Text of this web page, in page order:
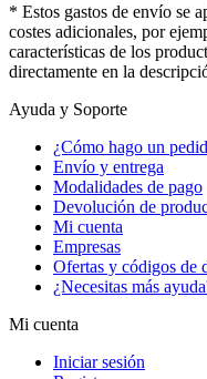
* Estos gastos de envío se
costes adicionales, por
características de los
directamente en la
Ayuda y Soporte
¿Cómo hago un
Envío y entrega
Modalidades de pago
Devolución de
Mi cuenta
Empresas
Ofertas y códigos de
¿Necesitas más
Mi cuenta
Iniciar sesión